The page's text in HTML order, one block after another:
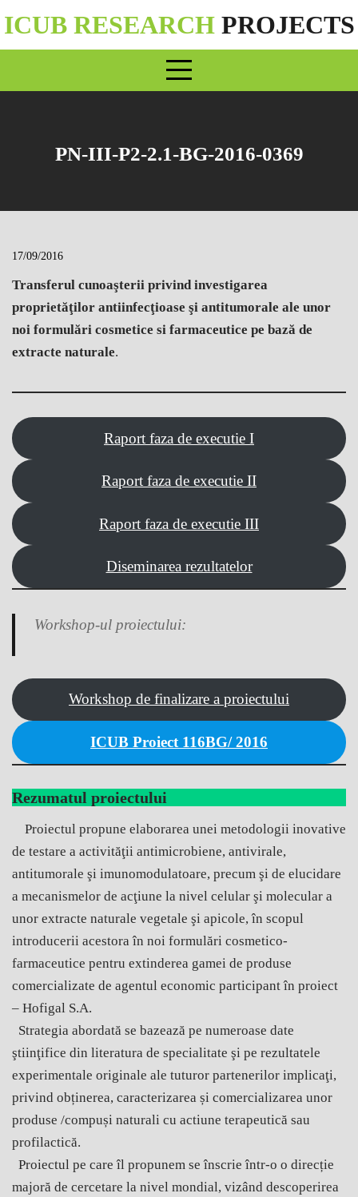
content
ICUB RESEARCH PROJECTS
PN-III-P2-2.1-BG-2016-0369
17/09/2016
Transferul cunoaşterii privind investigarea
proprietăţilor antiinfecţioase şi antitumorale ale unor
noi formulări cosmetice si farmaceutice pe bază de
extracte naturale.
Raport faza de executie I
Raport faza de executie II
Raport faza de executie III
Diseminarea rezultatelor
Workshop-ul proiectului:
Workshop de finalizare a proiectului
ICUB Proiect 116BG/ 2016
Rezumatul proiectului
Proiectul propune elaborarea unei metodologii inovative
de testare a activităţii antimicrobiene, antivirale,
antitumorale şi imunomodulatoare, precum şi de elucidare
a mecanismelor de acţiune la nivel celular şi molecular a
unor extracte naturale vegetale şi apicole, în scopul
introducerii acestora în noi formulări cosmetico-
farmaceutice pentru extinderea gamei de produse
comercializate de agentul economic participant în proiect
– Hofigal S.A.
Strategia abordată se bazează pe numeroase date
ştiinţifice din literatura de specialitate şi pe rezultatele
experimentale originale ale tuturor partenerilor implicaţi,
privind obținerea, caracterizarea și comercializarea unor
produse /compuși naturali cu actiune terapeutică sau
profilactică.
Proiectul pe care îl propunem se înscrie într-o o direcție
majoră de cercetare la nivel mondial, vizând descoperirea